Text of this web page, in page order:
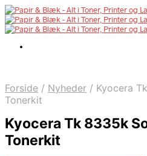
Forside / Nyheder / Kyocera
Tonerkit
Kyocera Tk 8335k
Tonerkit